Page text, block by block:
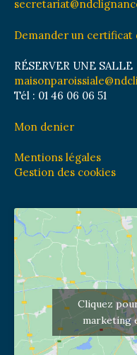
Demander un certificat
RÉSERVER UNE SALLE
Tél : 01 46 06 06 51
Mon denier
Mentions légales
Gestion des cookies
Cliquez
marketing